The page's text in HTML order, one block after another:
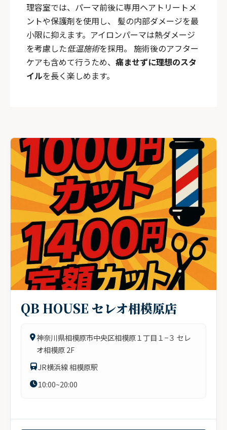
理容室では、パーマ前後に専用ヘアトリートメ
ントや保護剤を使用し、 髪の内部ダメージを最
小限に抑えます。アイロンパーマは熱ダメージ
を考慮した低温施術を採用。 施術後のアフター
ケアも含めて行うため、 痛ませずに理想のスタ
イルを長く楽しめます。
QB HOUSE セレオ相模原店
神奈川県相模原市中央区相模原１丁目１−３ セレ
オ相模原 2F
JR横浜線 相模原駅
10:00~20:00